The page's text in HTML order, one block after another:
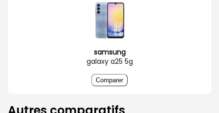
samsung
galaxy a25 5g
Comparer